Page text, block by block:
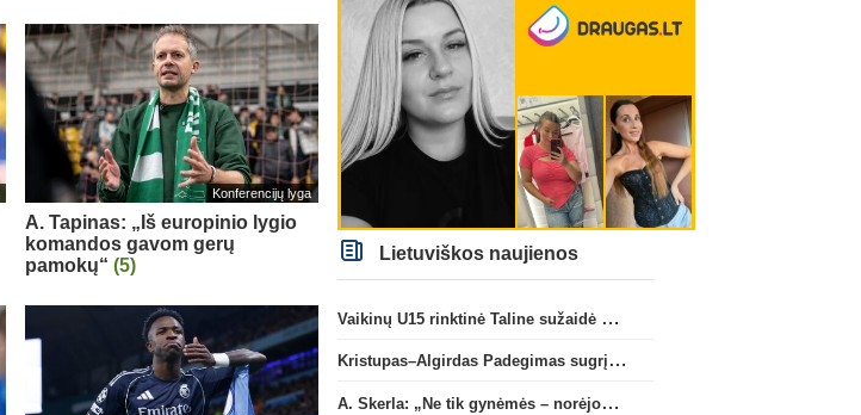
Konferencijų lyga
A. Tapinas: „Iš europinio lygio
komandos gavom gerų
pamokų“ (5)
Lietuviškos naujienos
Vaikinų U15 rinktinė Taline sužaidė pirmąsias kontrolines rungtynes
Kristupas–Algirdas Padegimas sugrįžta į FC „Hegelmann” B sudėtį
A. Skerla: „Ne tik gynėmės – norėjome atakuoti“